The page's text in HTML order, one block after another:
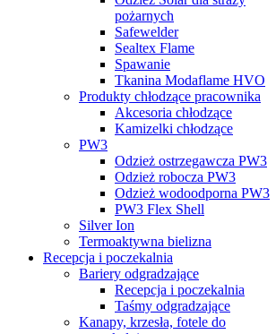
pożarnych
Safewelder
Sealtex Flame
Spawanie
Tkanina Modaflame HVO
Produkty chłodzące pracownika
Akcesoria chłodzące
Kamizelki chłodzące
PW3
Odzież ostrzegawcza PW3
Odzież robocza PW3
Odzież wodoodporna PW3
PW3 Flex Shell
Silver Ion
Termoaktywna bielizna
Recepcja i poczekalnia
Bariery odgradzające
Recepcja i poczekalnia
Taśmy odgradzające
Kanapy, krzesła, fotele do